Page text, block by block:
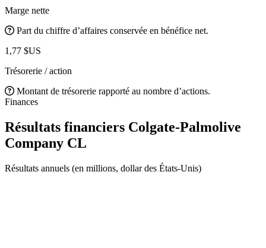
Marge nette
Part du chiffre d’affaires conservée en bénéfice net.
1,77 $US
Trésorerie / action
Montant de trésorerie rapporté au nombre d’actions.
Finances
Résultats financiers Colgate-Palmolive
Company CL
Résultats annuels (en millions, dollar des États-Unis)